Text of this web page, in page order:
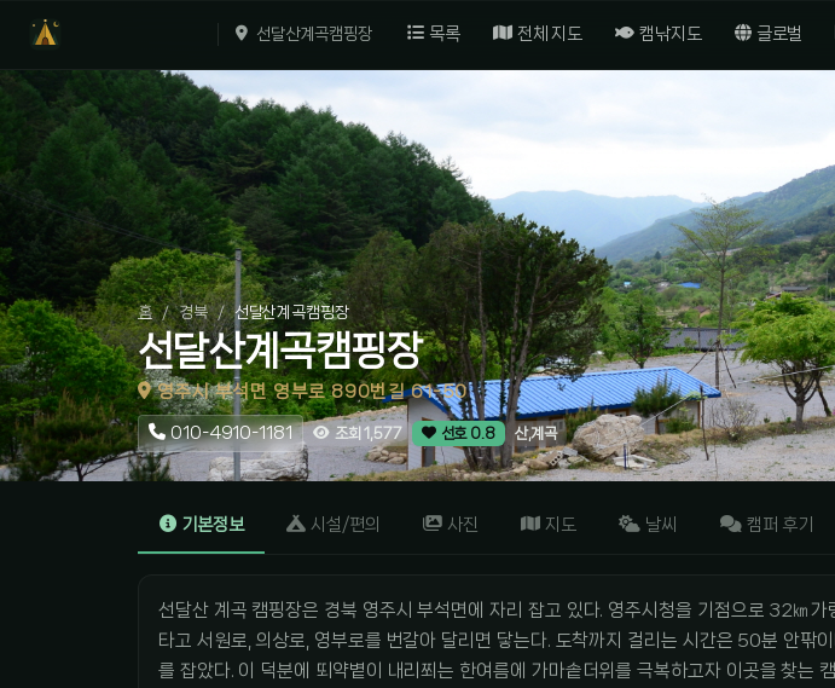
선달산계곡캠핑장 목록 전체 지도 캠낚지도 글로벌
홈 경북 선달산계곡캠핑장
선달산계곡캠핑장
영주시 부석면 영부로 890번길 61-50
010-4910-1181 조회 1,577 선호 0.8 산,계곡
기본정보 시설/편의 사진 지도 날씨 캠퍼 후기
선달산 계곡 캠핑장은 경북 영주시 부석면에 자리 잡고 있다. 영주시청을 기점으로 32㎞가
타고 서원로, 의상로, 영부로를 번갈아 달리면 닿는다. 도착까지 걸리는 시간은 50분 안팎
를 잡았다. 이 덕분에 뙤약볕이 내리쬐는 한여름에 가마솥더위를 극복하고자 이곳을 찾는